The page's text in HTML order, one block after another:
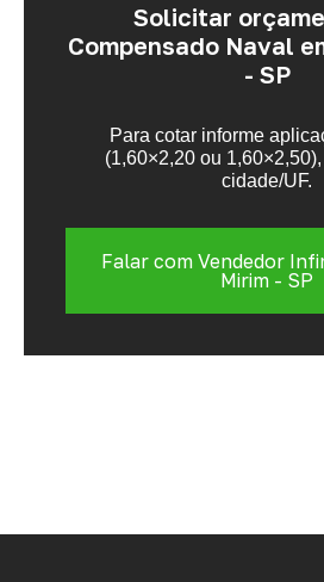
Solicitar
Compensado Naval
- SP
Para cotar informe
(1,60×2,20 ou
cidade/UF.
Falar com Vendedor
Mirim - SP